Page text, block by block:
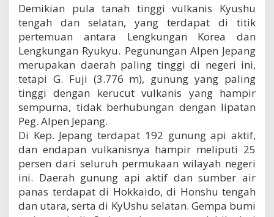
Demikian pula tanah tinggi vulkanis Kyushu
tengah dan selatan, yang terdapat di titik
pertemuan antara Lengkungan Korea dan
Lengkungan Ryukyu. Pegunungan Alpen Jepang
merupakan daerah paling tinggi di negeri ini,
tetapi G. Fuji (3.776 m), gunung yang paling
tinggi dengan kerucut vulkanis yang hampir
sempurna, tidak berhubungan dengan lipatan
Peg. Alpen Jepang.
Di Kep. Jepang terdapat 192 gunung api aktif,
dan endapan vulkanisnya hampir meliputi 25
persen dari seluruh permukaan wilayah negeri
ini. Daerah gunung api aktif dan sumber air
panas terdapat di Hokkaido, di Honshu tengah
dan utara, serta di KyUshu selatan. Gempa bumi